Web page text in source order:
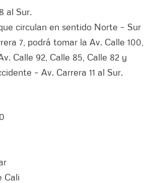
al Sur.
circulan en sentido Norte – Sur
7, podrá tomar la Av. Calle 100,
Calle 92, Calle 85, Calle 82 y
– Av. Carrera 11 al Sur.
Cali